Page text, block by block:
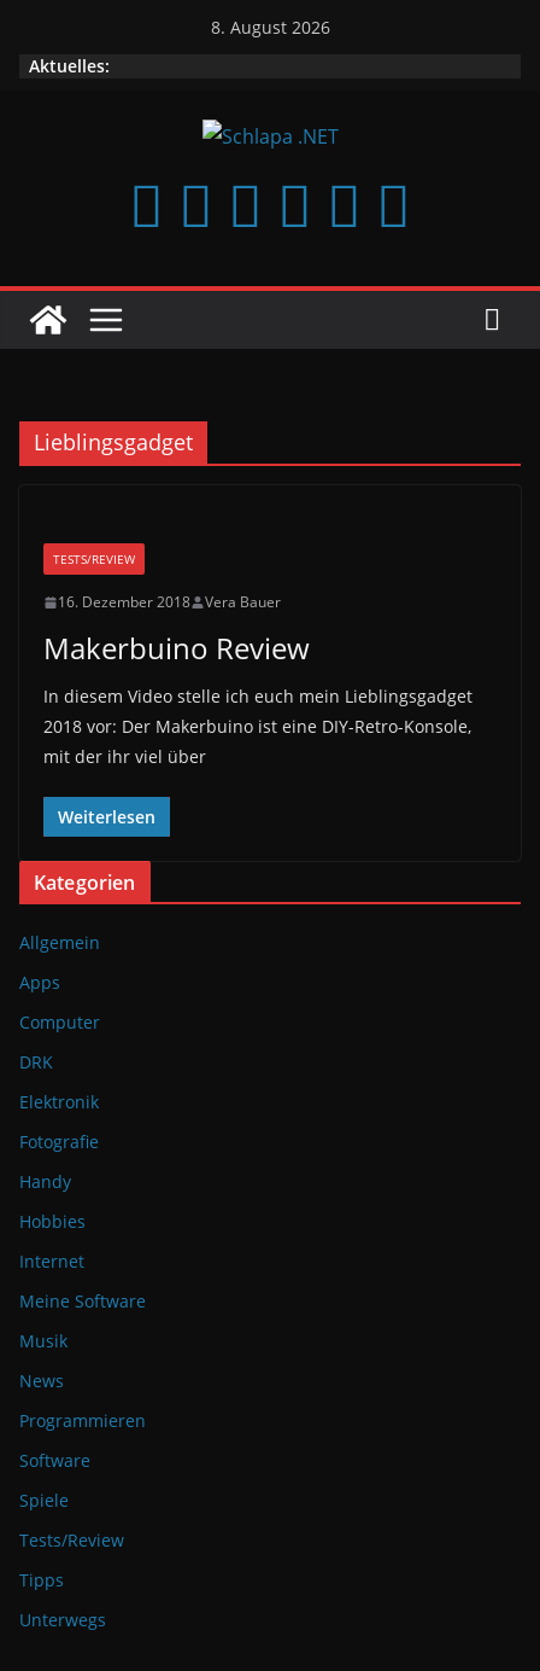
8. August 2026
Aktuelles:
Lieblingsgadget
TESTS/REVIEW
16. Dezember 2018 Vera Bauer
Makerbuino Review
In diesem Video stelle ich euch mein Lieblingsgadget
2018 vor: Der Makerbuino ist eine DIY-Retro-Konsole,
mit der ihr viel über
Weiterlesen
Kategorien
Allgemein
Apps
Computer
DRK
Elektronik
Fotografie
Handy
Hobbies
Internet
Meine Software
Musik
News
Programmieren
Software
Spiele
Tests/Review
Tipps
Unterwegs